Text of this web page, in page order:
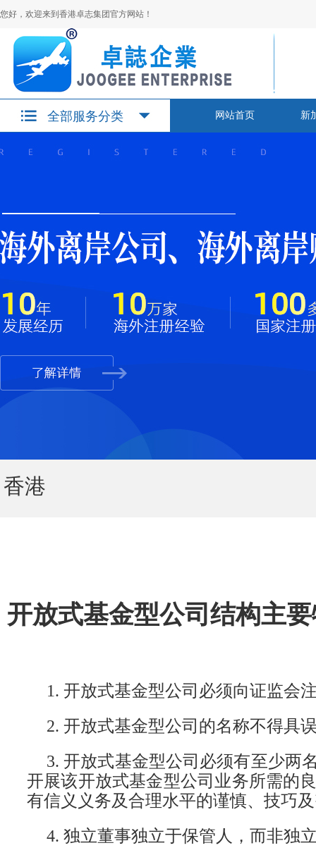
您好，欢迎来到香港卓志集团官方网站！
全部服务分类 网站首页 新
香港
开放式基金型公司结构主
1. 开放式基金型公司必须向证监会
2. 开放式基金型公司的名称不得具
3. 开放式基金型公司必须有至少两
开展该开放式基金型公司业务所需的
有信义义务及合理水平的谨慎、技巧
4. 独立董事独立于保管人，而非独